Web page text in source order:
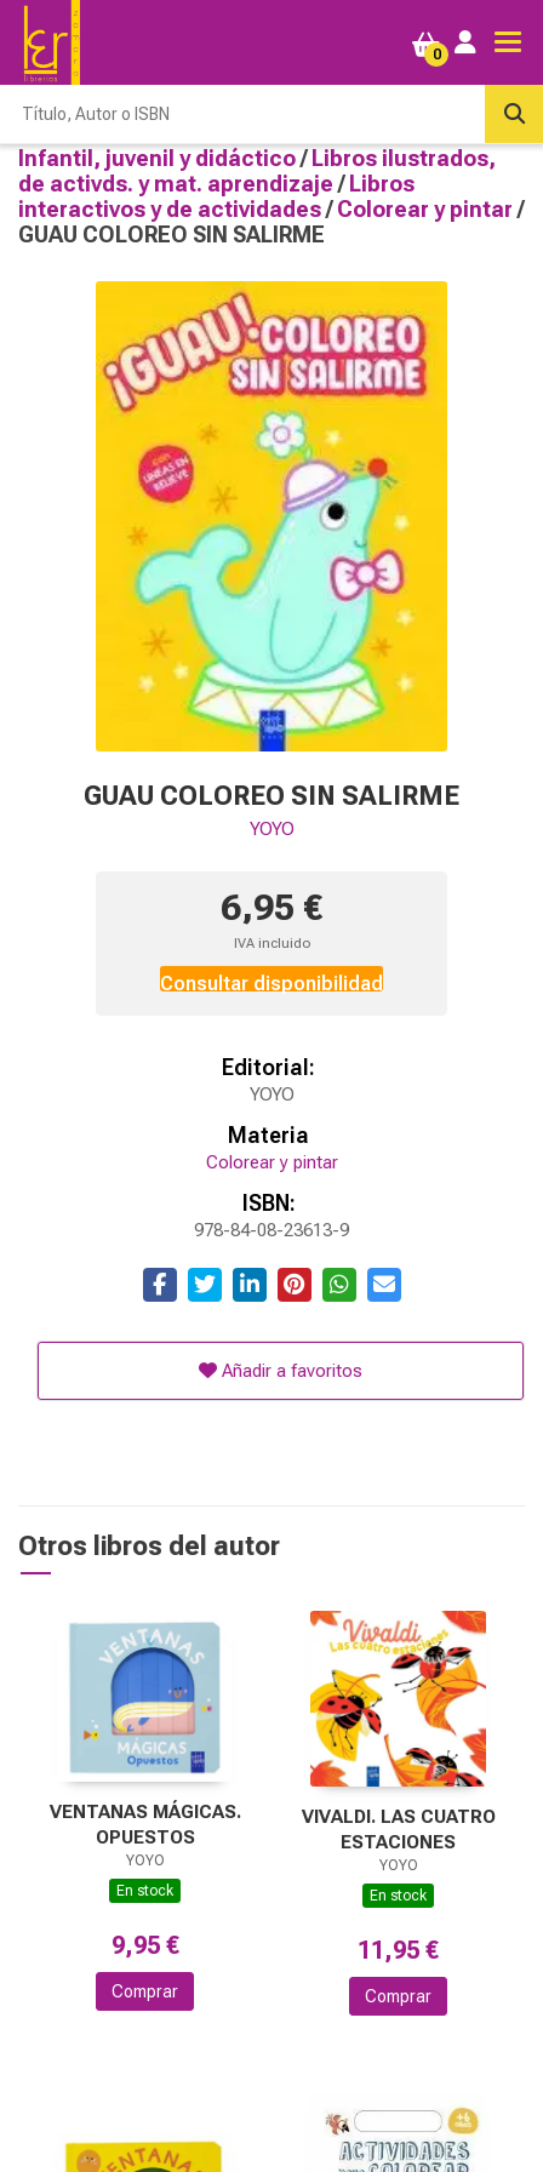
0
Infantil, juvenil y didáctico/ Libros ilustrados,
de activds. y mat. aprendizaje / Libros
interactivos y de actividades/Colorear y pintar /
GUAU COLOREO SIN SALIRME
GUAU COLOREO SIN SALIRME
YOYO
6,95 €
IVA incluido
Consultar disponibilidad
Editorial:
YOYO
Materia
Colorear y pintar
ISBN:
978-84-08-23613-9
Añadir a favoritos
Otros libros del autor
VENTANAS MÁGICAS.
OPUESTOS
YOYO
En stock
9,95 €
Comprar
VIVALDI. LAS CUATRO
ESTACIONES
YOYO
En stock
11,95 €
Comprar